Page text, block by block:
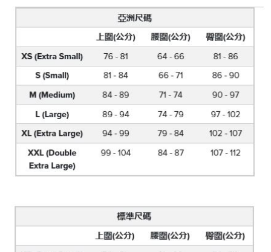
帳／街口支付／iPASS MONEY」等通路繳費。
【注意事項】
1.本服務係由「台灣大哥大股份有限公司」（以下簡稱本公司）所提供，讓
用戶於交易時，得透過本服務購買商品或服務，並由商店將買賣／分期付款
買賣價金債權讓與本公司後，依約使用本公司帳單繳交帳款。
2.基於同意付款使用「大哥付你分期」之契約關係目的，商店將以您的個人
資料（包含姓名、電話或地址）提供予台灣大哥大進項蒐集、處理及利用，
由本公司與您本人進行分期帳單所需資料之確認、核對及更正。
3.完整用戶服務條款，請詳閱以下連結：https://oppay.tw/userRule
２．訂單成立數日內，您將收到繳費通知簡訊。
３．收到繳費通知簡訊後14天內，點擊此簡訊中的連結，可透過四大超商／
ATM／網路銀行／等多元方式進行付款，方視為交易完成。
※ 請注意：結帳手續完成當下不需立刻繳費，但若您需要取消訂單，請聯絡
購買商品的店家。未經商家同意取消之訂單仍視為有效，需透過AFTEE先享
後付繳納相關費用。
※ 交易是否成功請以「AFTEE先享後付 」之結帳頁面顯示為準，若有關於
是否繳費成功／繳費後需取消欲退款等相關疑問，請聯繫「AFTEE先享後付
客戶支援中心」https://netprotections.freshdesk.com/support/home
【注意事項】
１．透過由恩沛科技股份有限公司提供之「AFTEE先享後付」服務完成之交
易，需依本服務之必要範圍內提供個人資料，並將交易相關給付款項請求債
權轉讓予恩沛科技股份有限公司。
２．關於個人資料處理事宜，請瀏覽以下網址：
https://aftee.tw/terms/#terms3
任。
４．使用「AFTEE先享後付」時，將依據個別帳號之用戶狀況，依本公司即
時審查核予不同之上限額度；若仍有額度不足之情形，本公司將視審查結果
每筆NT$70，滿NT$899(含以上)免運費
每筆NT$100，滿NT$1,000(含以上)免運費
京站台北店客服中心(1F星巴克旁) 即日起不提供京站紙袋，取件時
請自備購物袋，若需購買紙袋可現場詢問
免運費